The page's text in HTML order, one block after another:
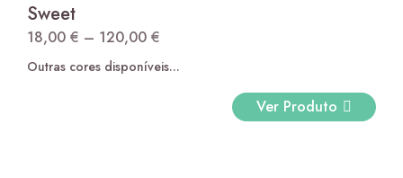
Sweet
18,00 € – 120,00 €
range:
Outras cores disponíveis...
Ver Produto